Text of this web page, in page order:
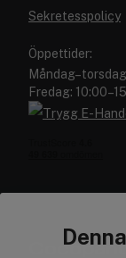
Sekretesspolicy
Öppettider:
Fredag: